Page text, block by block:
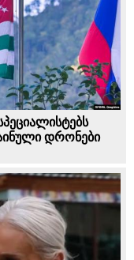
დრონები